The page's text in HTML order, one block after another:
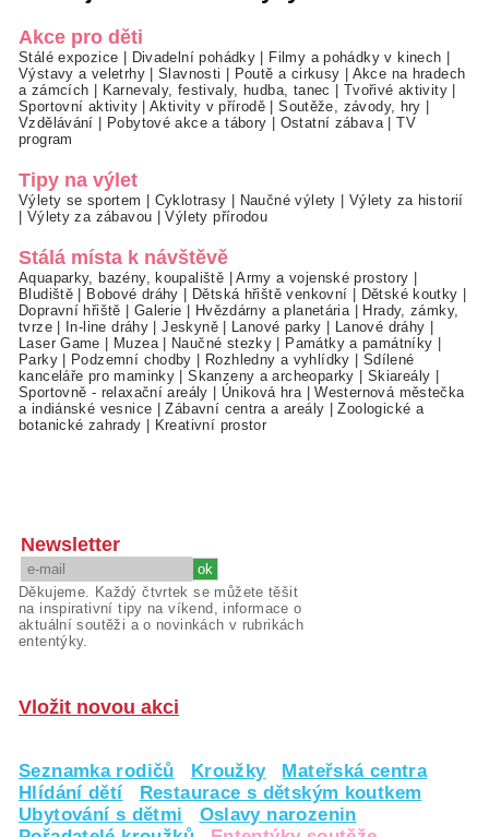
Akce pro děti
Stálé expozice Divadelní pohádky Filmy a pohádky v kinech
Výstavy a veletrhy|Slavnosti Poutě a cirkusy
Akce na hradech
a zámcích
Karnevaly, festivaly, hudba, tanec Tvořivé aktivity
Sportovní aktivity|Aktivity v přírodě |Soutěže, závody, hry
Vzdělávání
Pobytové akce a tábory Ostatní zábava|TV
program
Tipy na výlet
Výlety se sportem Cyklotrasy Naučné výlety
Výlety za historií
Výlety za zábavou |Výlety přírodou
Stálá místa k návštěvě
Aquaparky, bazény, koupaliště |Army a vojenské prostory
Bludiště
Bobové dráhy Dětská hřiště venkovní Dětské koutky
Dopravní hřiště
Galerie Hvězdárny a planetária|
Hrady, zámky,
tvrze| In-line dráhy |Jeskyně| Lanové parky Lanové dráhy
Laser Game
Muzea| Naučné stezky Památky a památníky
Parky| Podzemní chodby Rozhledny a vyhlídky
Sdílené
kanceláře pro maminky |Skanzeny a archeoparky Skiareály
Sportovně - relaxační areály
Úniková hra|Westernová městečka
a indiánské vesnice |Zábavní centra a areály |Zoologické a
botanické zahrady
Kreativní prostor
Newsletter
Děkujeme. Každý čtvrtek se můžete těšit
na inspirativní tipy na víkend, informace o
aktuální soutěži a o novinkách v rubrikách
ententýky.
Vložit novou akci
Seznamka rodičů Kroužky
Mateřská centra
Hlídání dětí
Restaurace s dětským koutkem
Ubytování s dětmi
Oslavy narozenin